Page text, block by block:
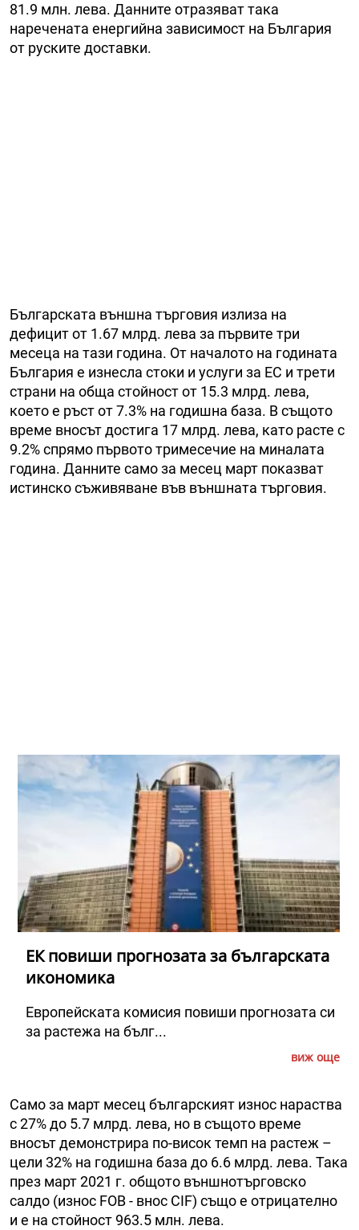
81.9 млн. лева. Данните отразяват така
наречената енергийна зависимост на България
от руските доставки.
Българската външна търговия излиза на
дефицит от 1.67 млрд. лева за първите три
месеца на тази година. От началото на годината
България е изнесла стоки и услуги за ЕС и трети
страни на обща стойност от 15.3 млрд. лева,
което е ръст от 7.3% на годишна база. В същото
време вносът достига 17 млрд. лева, като расте с
9.2% спрямо първото тримесечие на миналата
година. Данните само за месец март показват
истинско съживяване във външната търговия.
ЕК повиши прогнозата за българската
икономика
Европейската комисия повиши прогнозата си
за растежа на бълг...
виж още
Само за март месец българският износ нараства
с 27% до 5.7 млрд. лева, но в същото време
вносът демонстрира по-висок темп на растеж –
цели 32% на годишна база до 6.6 млрд. лева. Така
през март 2021 г. общото външнотърговско
салдо (износ FOB - внос CIF) също е отрицателно
и е на стойност 963.5 млн. лева.